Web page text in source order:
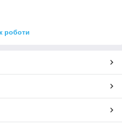
роботи